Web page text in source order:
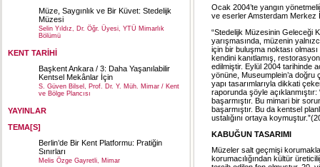
Müze, Saygınlık ve Bir Küvet: Stedelijk
Müzesi
Selin Yıldız, Dr. Öğr. Üyesi, YTÜ Mimarlık
Bölümü
KENT TARİHİ
Başkent Ankara / 3: Daha Yaşanılabilir
Kentsel Mekânlar İçin
S. Güven Bilsel, Prof. Dr. Y. Müh. Mimar / Kent
ve Bölge Plancısı
YAYINLAR
TEMA[S]
Berlin’de Bir Kent Platformu: Pratiğin
Sınırları
Melis Özge Gayretli, Mimar
Ocak 2004’te yangın
ve eserler Amsterdam Merkez
“Stedelijk Müzesinin Geleceği
yarışmasında, müzenin
için bir buluşma noktası
kendini kanıtlamış,
edilmiştir. Eylül 2004 tarihinde
yönüne, Museumplein’a doğru
yapı tasarımlarıyla dikkati
raporunda şöyle
başarmıştır. Bu mimari bir
başarmıştır. Bu da kentsel
ustalığını ortaya
KABUĞUN TASARIMI
Müzeler salt geçmişi
korumacılığından kültür